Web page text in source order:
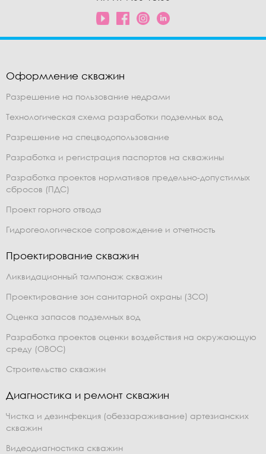
Оформление скважин
Разрешение на пользование недрами
Технологическая схема разработки подземных вод
Разрешение на спецводопользование
Разработка и регистрация паспортов на скважины
Разработка проектов нормативов предельно-допустимых
сбросов (ПДС)
Проект горного отвода
Гидрогеологическое сопровождение и отчетность
Проектирование скважин
Ликвидационный тампонаж скважин
Проектирование зон санитарной охраны (ЗСО)
Оценка запасов подземных вод
Разработка проектов оценки воздействия на окружающую
среду (ОВОС)
Строительство скважин
Диагностика и ремонт скважин
Чистка и дезинфекция (обеззараживание) артезианских
скважин
Видеодиагностика скважин